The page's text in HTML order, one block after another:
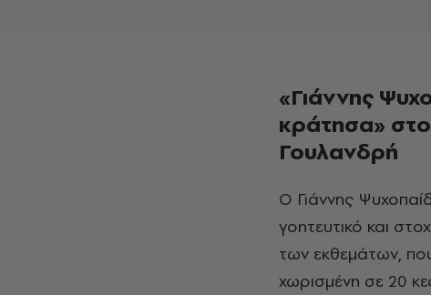
«Γιάννης
κράτησα»
Γουλανδρή
Ο Γιάννης Ψυχοπαίδης ήταν εκείνος που προλόγισε την έκθεσή του. Με τον
γοητευτικό και
των εκθεμάτων,
χωρισμένη σε 20